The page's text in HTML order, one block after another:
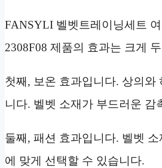
FANSYLI 벨벳트레이닝세트
2308F08 제품의 효과는 크게
첫째, 보온 효과입니다. 상의와
니다. 벨벳 소재가 부드러운
둘째, 패션 효과입니다. 벨벳
에 맞게 선택할 수 있습니다.